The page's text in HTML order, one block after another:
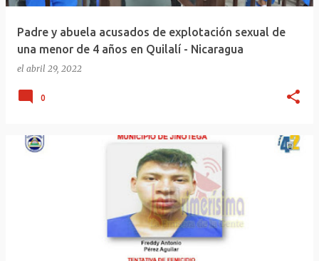
Padre y abuela acusados de explotación sexual de
una menor de 4 años en Quilalí - Nicaragua
el abril 29, 2022
0